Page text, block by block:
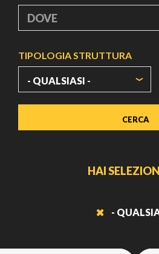
TIPOLOGIA STRUTTURA
HAI
-